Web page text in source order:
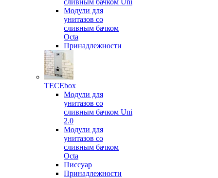
сливным бачком Uni
Модули для
унитазов со
сливным бачком
Octa
Принадлежности
TECEbox
Модули для
унитазов со
сливным бачком Uni
2.0
Модули для
унитазов со
сливным бачком
Octa
Писсуар
Принадлежности